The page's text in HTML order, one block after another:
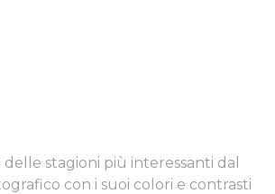
stagioni più interessanti dal
con i suoi colori e contrasti